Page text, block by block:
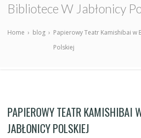
Bibliotece W Jabłonicy
Home › blog › Papierowy Teatr Kamishibai w
Polskiej
PAPIEROWY TEATR KAMISHIBAI
JABŁONICY POLSKIEJ